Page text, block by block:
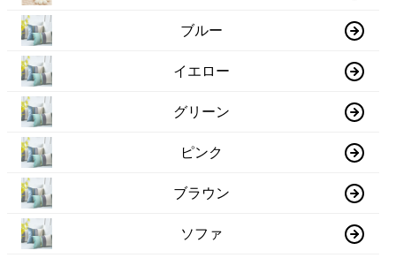
ブルー
イエロー
グリーン
ピンク
ブラウン
ソファ